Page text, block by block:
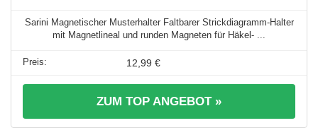
Sarini Magnetischer Musterhalter Faltbarer Strickdiagramm-Halter
mit Magnetlineal und runden Magneten für Häkel- ...
12,99 €
ZUM TOP ANGEBOT »